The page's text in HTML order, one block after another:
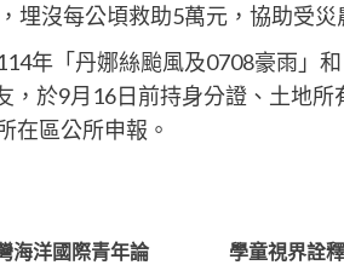
埋沒每公頃救助5萬元，協助受災
年「丹娜絲颱風及0708豪雨」
，於9月16日前持身分證、土地
在區公所申報。
海洋國際青年論
學童視界詮